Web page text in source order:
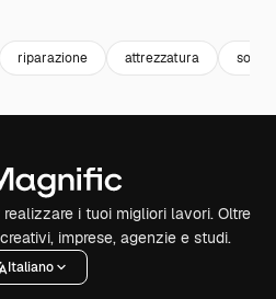
riparazione attrezzatura
i tuoi migliori lavori. Oltre
imprese, agenzie e studi.
Italiano